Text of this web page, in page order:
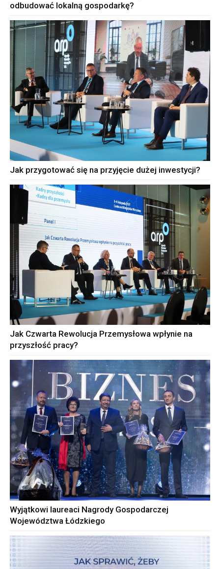
odbudować lokalną gospodarkę?
Jak przygotować się na przyjęcie dużej inwestycji?
Jak Czwarta Rewolucja Przemysłowa wpłynie na
przyszłość pracy?
Wyjątkowi laureaci Nagrody Gospodarczej
Województwa Łódzkiego